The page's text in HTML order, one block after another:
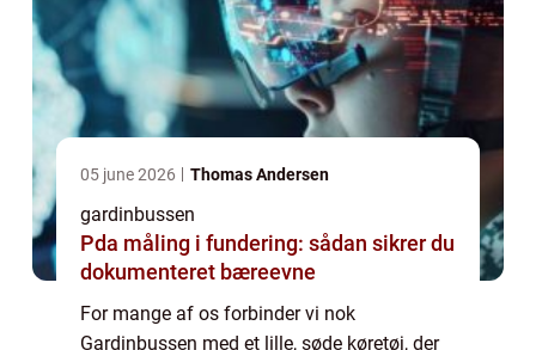
05 june 2026 Thomas Andersen
gardinbussen
Pda måling i fundering: sådan sikrer du
dokumenteret bæreevne
For mange af os forbinder vi nok
Gardinbussen med et lille, søde køretøj, der